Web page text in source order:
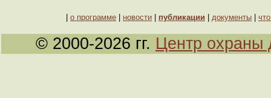
о программе новости публикации документы
© 2000-2026 гг. Центр охраны